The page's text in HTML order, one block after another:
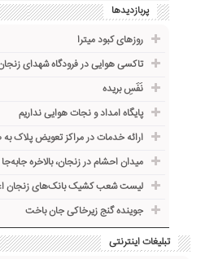
پربازدیدها
روزهای کبود میترا
تاکسی هوایی در فرودگاه شهدای
نَفَسِ بریده
پایگاه امداد و نجات هوایی نداریم
ارائه خدمات در مراکز تعویض
میدان احشام در زنجان، بالاخره
لیست شعب کشیک بانک‌های زنجان
جوینده گنج زیرخاکی جان باخت
تبلیغات اینترنتی